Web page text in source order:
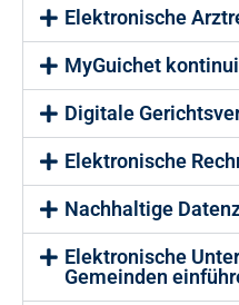
Elektronische
MyGuichet
Digitale
Elektronische
Nachhaltige
Elektronische
Gemeinden